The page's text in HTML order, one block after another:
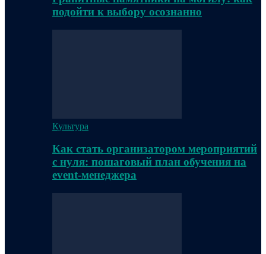
подойти к выбору осознанно
Культура
Как стать организатором мероприятий
с нуля: пошаговый план обучения на
event-менеджера